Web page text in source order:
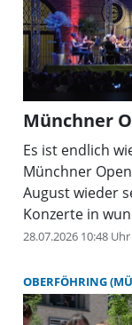
Münchner
Es ist endlich
Münchner
August wieder
Konzerte in
Residenz
28.07.2026 10:48 Uhr
OBERFÖHRING